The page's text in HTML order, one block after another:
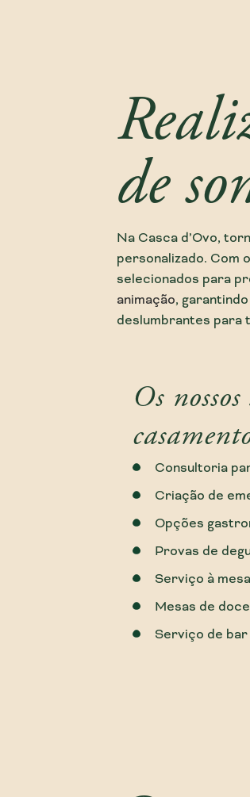
de
Na Casca d’Ovo,
personalizado. Com
selecionados para
animação,
deslumbrantes para
Os
Consultoria
Criação de
Opções
Provas de
Serviço à
Mesas de
Serviço de